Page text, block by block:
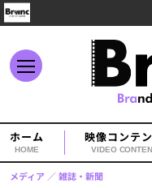
ホーム
HOME
映像コンテ
VIDEO
メディア 雑誌・新聞